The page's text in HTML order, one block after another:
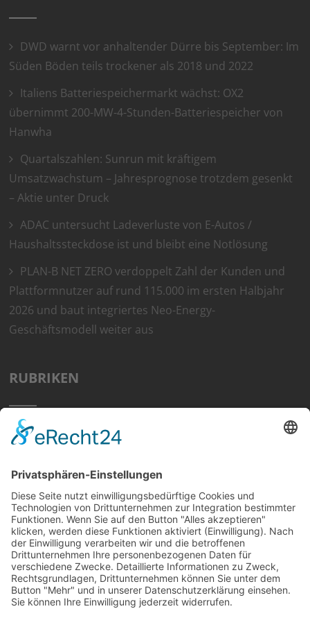
DWD warnt vor anhaltender Dürre bis September: Im
Süden Böden teils trockener als 2018 und 2022
Italiens Batteriespeichermarkt wächst: OX2
übernimmt 200-MW-4-Stunden-Batteriespeicher von
Hanwha
Quartalszahlen: Sunrun mit kräftigem
Umsatzwachstum – Jahresprognose trotzdem gesenkt
– Aktie unter Druck
ADAC untersucht Ladeverluste von E-Autos /
Haushaltssteckdose ist und bleibt eine Notlösung
PLAN-B NET ZERO verdoppelt Zahl der Kunden und
Plattformnutzer auf rund 115.000 im ersten Halbjahr
2026 und baut integriertes Neo-Energy-
Geschäftsmodell weiter aus
RUBRIKEN
Home
Tipps
Wissen
Strom Top30
F&A
News